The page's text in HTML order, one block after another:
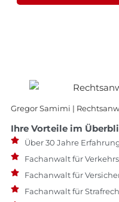
Gregor Samimi |
Ihre Vorteile im
Über 30 Jahre
Fachanwalt für
Fachanwalt für
Fachanwalt für